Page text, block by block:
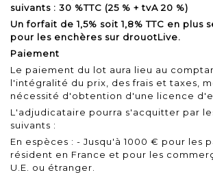
suivants : 30 %TTC (25 % + tvA 20 %)
Un forfait de 1,5% soit 1,8% TTC en plus
pour les enchères sur drouotLive.
Paiement
Le paiement du lot aura lieu au
l'intégralité du prix, des frais et taxes,
nécessité d'obtention d'une licence
L'adjudicataire pourra s'acquitter par
suivants :
En espèces : - Jusqu'à 1000 € pour les
résident en France et pour les
U.E. ou étranger.